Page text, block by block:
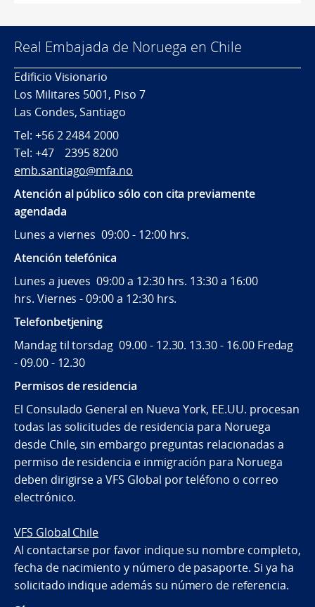
Real Embajada de Noruega en Chile
Edificio Visionario
Los Militares 5001, Piso 7
Las Condes, Santiago
Tel: +56 2 2484 2000
Tel: +47 2395 8200
emb.santiago@mfa.no
Atención al público sólo con cita previamente
agendada
Lunes a viernes 09:00 - 12:00 hrs.
Atención telefónica
Lunes a jueves 09:00 a 12:30 hrs. 13:30 a 16:00
hrs. Viernes - 09:00 a 12:30 hrs.
Telefonbetjening
Mandag til torsdag 09.00 - 12.30. 13.30 - 16.00 Fredag
- 09.00 - 12.30
Permisos de residencia
El Consulado General en Nueva York, EE.UU. procesan
todas las solicitudes de residencia para Noruega
desde Chile, sin embargo preguntas relacionadas a
permiso de residencia e inmigración para Noruega
deben dirigirse a VFS Global por teléfono o correo
electrónico.
VFS Global Chile
Al contactarse por favor indique su nombre completo,
fecha de nacimiento y número de pasaporte. Si ya ha
solicitado indique además su número de referencia.